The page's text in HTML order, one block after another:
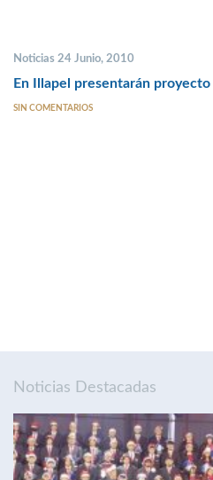
Noticias 24 Junio, 2010
En Illapel presentarán
SIN COMENTARIOS
Noticias Destacadas